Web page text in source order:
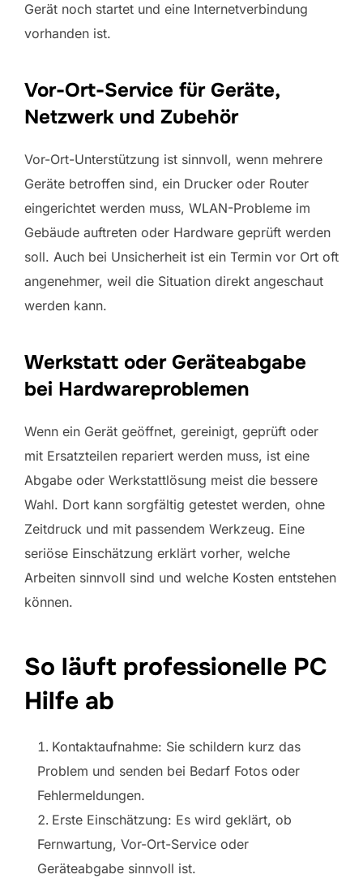
Gerät noch startet und eine Internetverbindung
vorhanden ist.
Vor-Ort-Service für Geräte,
Netzwerk und Zubehör
Vor-Ort-Unterstützung ist sinnvoll, wenn mehrere
Geräte betroffen sind, ein Drucker oder Router
eingerichtet werden muss, WLAN-Probleme im
Gebäude auftreten oder Hardware geprüft werden
soll. Auch bei Unsicherheit ist ein Termin vor Ort oft
angenehmer, weil die Situation direkt angeschaut
werden kann.
Werkstatt oder Geräteabgabe
bei Hardwareproblemen
Wenn ein Gerät geöffnet, gereinigt, geprüft oder
mit Ersatzteilen repariert werden muss, ist eine
Abgabe oder Werkstattlösung meist die bessere
Wahl. Dort kann sorgfältig getestet werden, ohne
Zeitdruck und mit passendem Werkzeug. Eine
seriöse Einschätzung erklärt vorher, welche
Arbeiten sinnvoll sind und welche Kosten entstehen
können.
So läuft professionelle PC
Hilfe ab
Kontaktaufnahme: Sie schildern kurz das
Problem und senden bei Bedarf Fotos oder
Fehlermeldungen.
Erste Einschätzung: Es wird geklärt, ob
Fernwartung, Vor-Ort-Service oder
Geräteabgabe sinnvoll ist.